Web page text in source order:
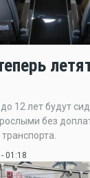
12 лет будут
без
01:18